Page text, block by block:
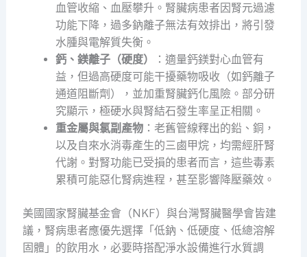
血管收縮、血壓攀升。腎臟病患者因腎元過濾
功能下降，過多鈉離子無法有效排出，將引發
水腫與電解質失衡。
鈣、鎂離子（硬度）
：適量鈣鎂對心血管有
益，但過高硬度可能干擾藥物吸收（如鈣離子
通道阻斷劑），並加重腎臟鈣化風險。部分研
究顯示，極硬水與腎結石發生率呈正相關。
重金屬與氯副產物：老舊管線釋出的鉛、銅，
以及自來水消毒產生的三鹵甲烷，均需經肝腎
代謝。對腎功能已受損的患者而言，這些毒素
累積可能惡化腎病進程，甚至影響降壓藥效。
美國國家腎臟基金會（NKF）與台灣腎臟醫學會皆建
議，腎病患者應優先選擇「低鈉、低硬度、低總溶解
固體」的飲用水，必要時搭配淨水設備進行水質調